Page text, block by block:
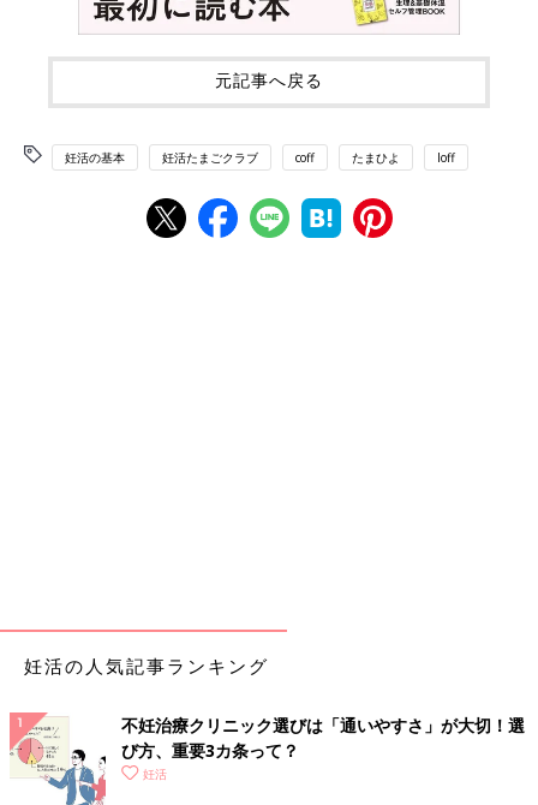
元記事へ戻る
妊活の基本 妊活たまごクラブ coff たまひよ loff
妊活の人気記事ランキング
不妊治療クリニック選びは「通いやすさ」が大切！選
び方、重要3カ条って？
妊活